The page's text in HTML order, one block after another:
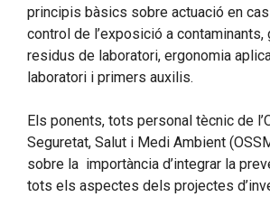
principis bàsics sobre actuació en cas
control de l’exposició a
residus de laboratori, ergonomia
laboratori i primers auxilis.
Els ponents, tots personal tècnic de
Seguretat, Salut i Medi Ambient
sobre la importància d’integrar la
tots els aspectes dels projectes